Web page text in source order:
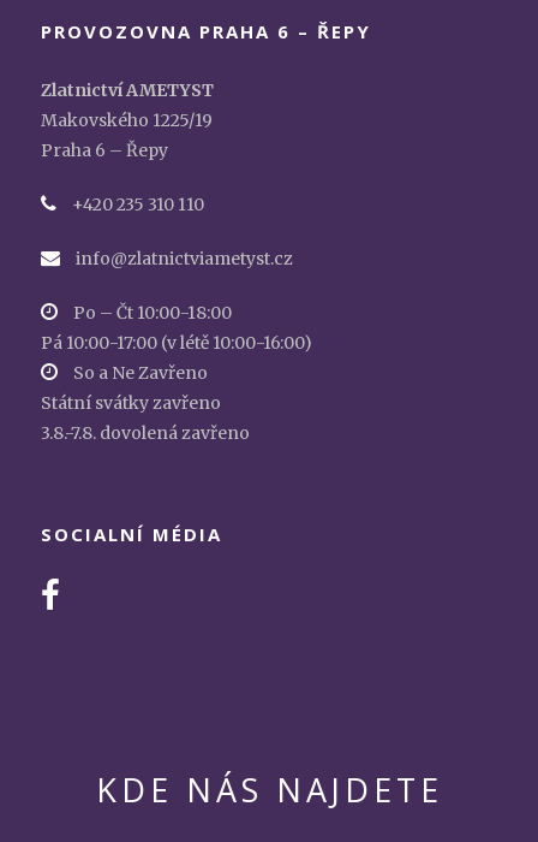
PROVOZOVNA PRAHA 6 – ŘEPY
Zlatnictví AMETYST
Makovského 1225/19
Praha 6 – Řepy
+420 235 310 110
info@zlatnictviametyst.cz
Po – Čt 10:00-18:00
Pá 10:00-17:00 (v létě 10:00-16:00)
So a Ne Zavřeno
Státní svátky zavřeno
3.8.-7.8. dovolená zavřeno
SOCIALNÍ MÉDIA
KDE NÁS NAJDETE